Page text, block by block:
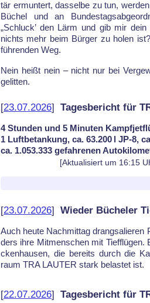
tär er­mun­tert, das­sel­be zu tun,
Bü­chel und an
„Schluck’ den Lärm und gib mir
nichts mehr beim Bür­ger zu ho­len
führen­den Weg.
Nein heißt nein – nicht nur bei
ge­lit­ten.
[23.07.2026] Tagesbericht für
4 Stunden und 5 Minuten
1 Luftbetankung, ca. 63.200 l JP-8,
ca. 1.053.333 gefahrenen
[Aktualisiert um 16:15
[23.07.2026] Wieder Bücheler
Auch heu­te Nach­mit­tag
ders ih­re Mit­men­schen mit
cken­hau­sen, die be­reits durch die
raum TRA LAU­TER stark be­las­tet ist.
[22.07.2026] Tagesbericht für